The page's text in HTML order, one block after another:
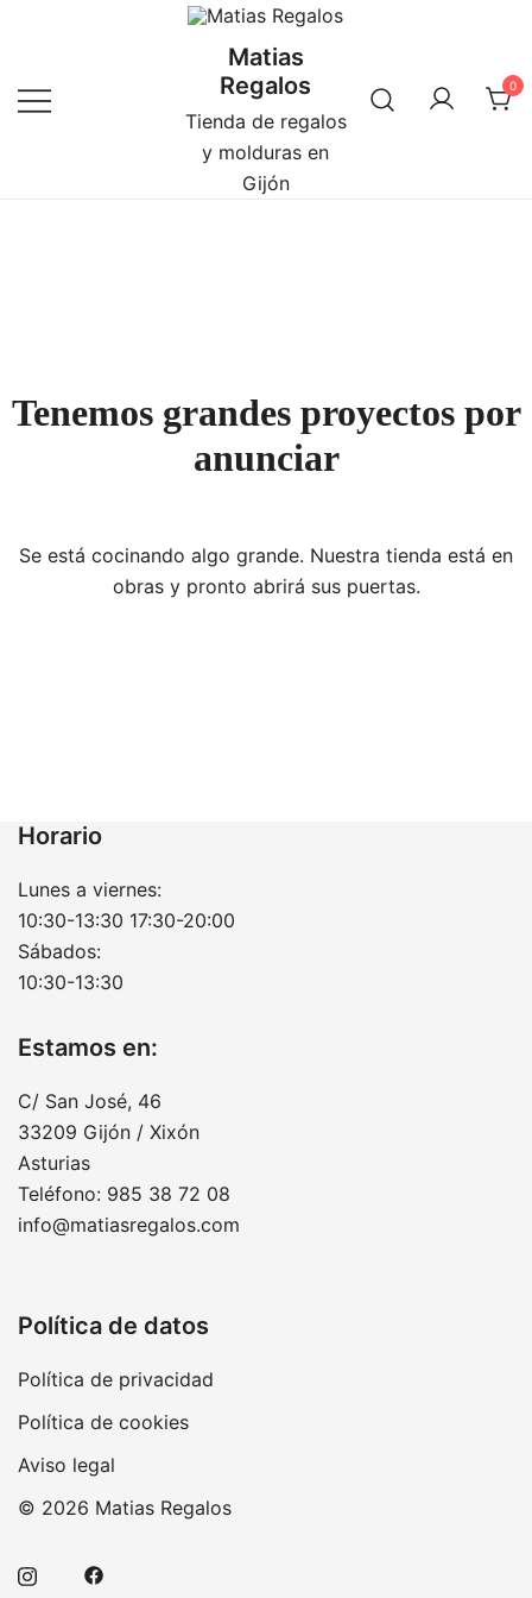
Matias
Regalos
Tienda de regalos
y molduras en
Gijón
0
Tenemos grandes proyectos por
anunciar
Se está cocinando algo grande. Nuestra tienda está en
obras y pronto abrirá sus puertas.
Horario
Lunes a viernes:
10:30-13:30 17:30-20:00
Sábados:
10:30-13:30
Estamos en:
C/ San José, 46
33209 Gijón / Xixón
Asturias
Teléfono: 985 38 72 08
info@matiasregalos.com
Política de datos
Política de privacidad
Política de cookies
Aviso legal
© 2026 Matias Regalos